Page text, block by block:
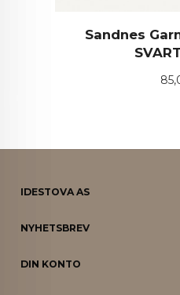
Sandnes
Pris
IDESTOVA AS
NYHETSBREV
DIN KONTO